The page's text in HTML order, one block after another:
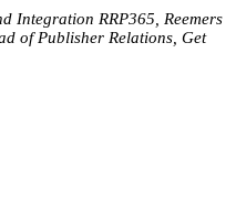
Integration RRP365, Reemers
of Publisher Relations, Get